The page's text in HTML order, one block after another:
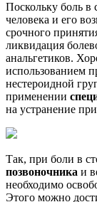
Поскольку боль в
человека и его
срочного
ликвидация
анальгетиков.
использованием
нестероидной
применении
на устранение
Так, при боли в
позвоночника и
необходимо
Этого можно